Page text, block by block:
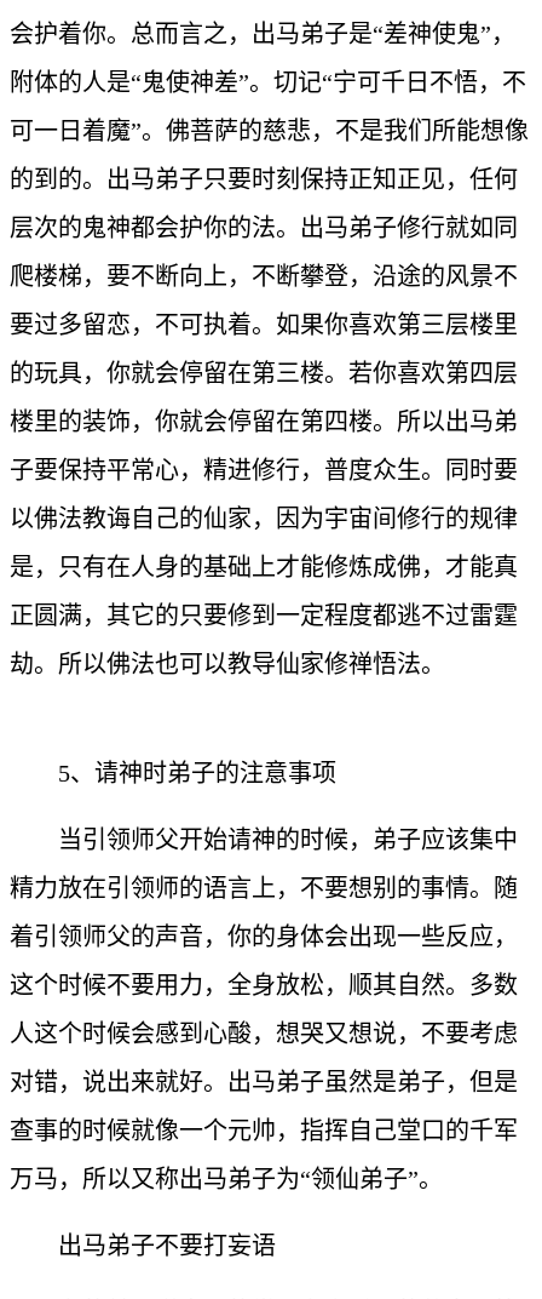
会护着你。总而言之，出马弟子是“差神使鬼”，
附体的人是“鬼使神差”。切记“宁可千日不悟，不
可一日着魔”。佛菩萨的慈悲，不是我们所能想像
的到的。出马弟子只要时刻保持正知正见，任何
层次的鬼神都会护你的法。出马弟子修行就如同
爬楼梯，要不断向上，不断攀登，沿途的风景不
要过多留恋，不可执着。如果你喜欢第三层楼里
的玩具，你就会停留在第三楼。若你喜欢第四层
楼里的装饰，你就会停留在第四楼。所以出马弟
子要保持平常心，精进修行，普度众生。同时要
以佛法教诲自己的仙家，因为宇宙间修行的规律
是，只有在人身的基础上才能修炼成佛，才能真
正圆满，其它的只要修到一定程度都逃不过雷霆
劫。所以佛法也可以教导仙家修禅悟法。
5、请神时弟子的注意事项
当引领师父开始请神的时候，弟子应该集中
精力放在引领师的语言上，不要想别的事情。随
着引领师父的声音，你的身体会出现一些反应，
这个时候不要用力，全身放松，顺其自然。多数
人这个时候会感到心酸，想哭又想说，不要考虑
对错，说出来就好。出马弟子虽然是弟子，但是
查事的时候就像一个元帅，指挥自己堂口的千军
万马，所以又称出马弟子为“领仙弟子”。
出马弟子不要打妄语